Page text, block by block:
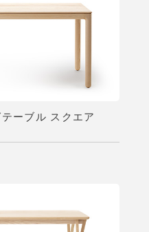
ーブル スクエア